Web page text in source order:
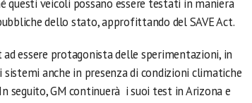
questi veicoli possano essere testati in maniera
dello stato, approfittando del SAVE Act.
essere protagonista delle sperimentazioni, in
anche in presenza di condizioni climatiche
seguito, GM continuerà i suoi test in Arizona e